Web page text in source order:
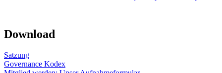
Download
Satzung
Governance Kodex